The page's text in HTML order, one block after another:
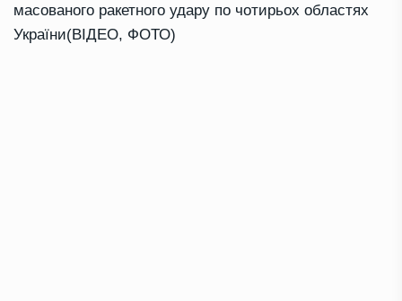
масованого ракетного удару по чотирьох областях
України(ВІДЕО, ФОТО)